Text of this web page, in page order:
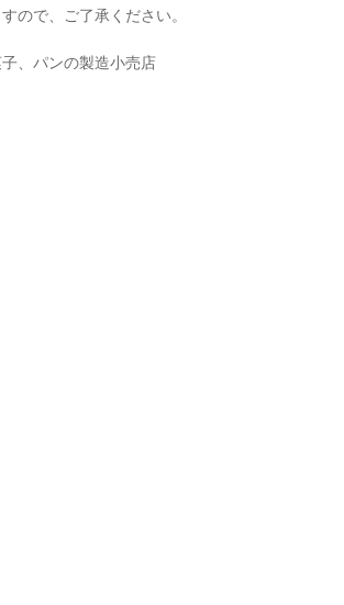
ので、ご了承ください。
、パンの製造小売店